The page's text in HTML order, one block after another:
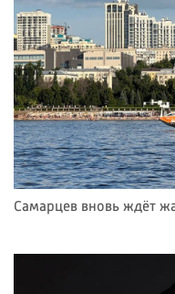
Самарцев вновь ждёт